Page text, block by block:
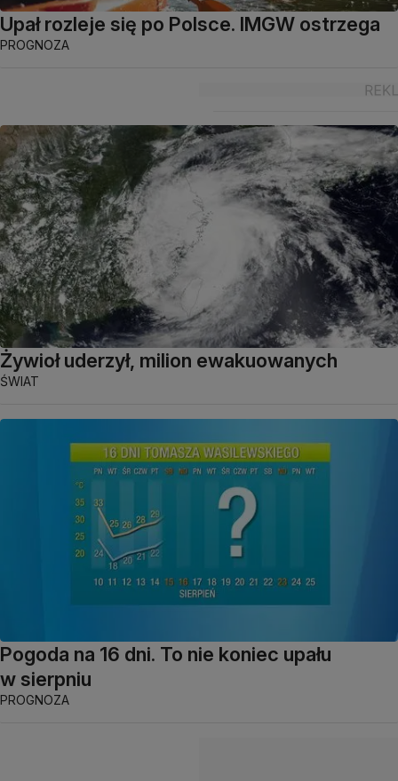
Upał rozleje się po Polsce. IMGW ostrzega
PROGNOZA
Żywioł uderzył, milion ewakuowanych
ŚWIAT
Pogoda na 16 dni. To nie koniec upału
w sierpniu
PROGNOZA